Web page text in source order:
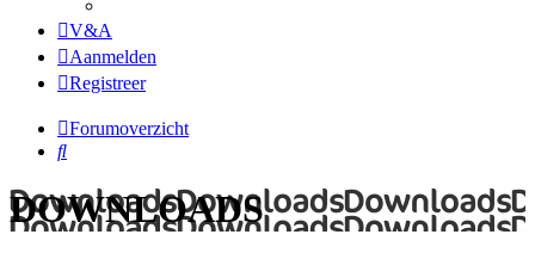
V&A
Aanmelden
Registreer
Forumoverzicht
Zoek
DOWNLOADS